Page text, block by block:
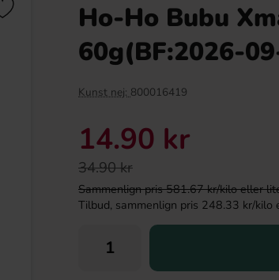
Ho-Ho Bubu
60g(BF:2026-
Kunst nej: 800016419
14.90 kr
34.90 kr
Sammenlign pris 581.67 kr/kilo eller
Tilbud, sammenlign pris 248.33 kr/kilo